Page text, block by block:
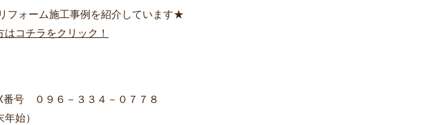
フォーム施工事例を紹介しています★
コチラをクリック！
号 ０９６－３３４－０７７８
始）